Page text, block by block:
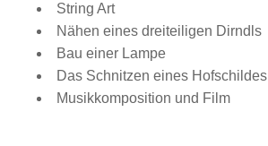
String Art
Nähen eines dreiteiligen Dirndls
Bau einer Lampe
Das Schnitzen eines Hofschildes
Musikkomposition und Film